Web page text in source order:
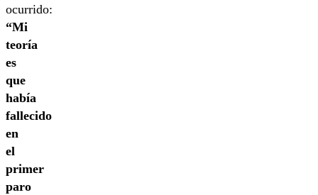
ocurrido:
“Mi
teoría
es
que
había
fallecido
en
el
primer
paro